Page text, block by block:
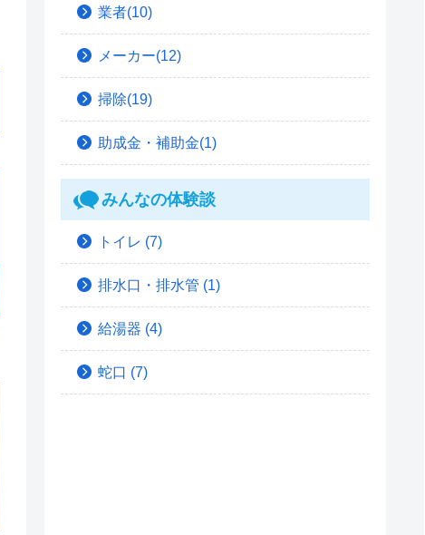
業者(10)
メーカー(12)
掃除(19)
助成金・補助金(1)
みんなの体験談
トイレ (7)
排水口・排水管 (1)
給湯器 (4)
蛇口 (7)